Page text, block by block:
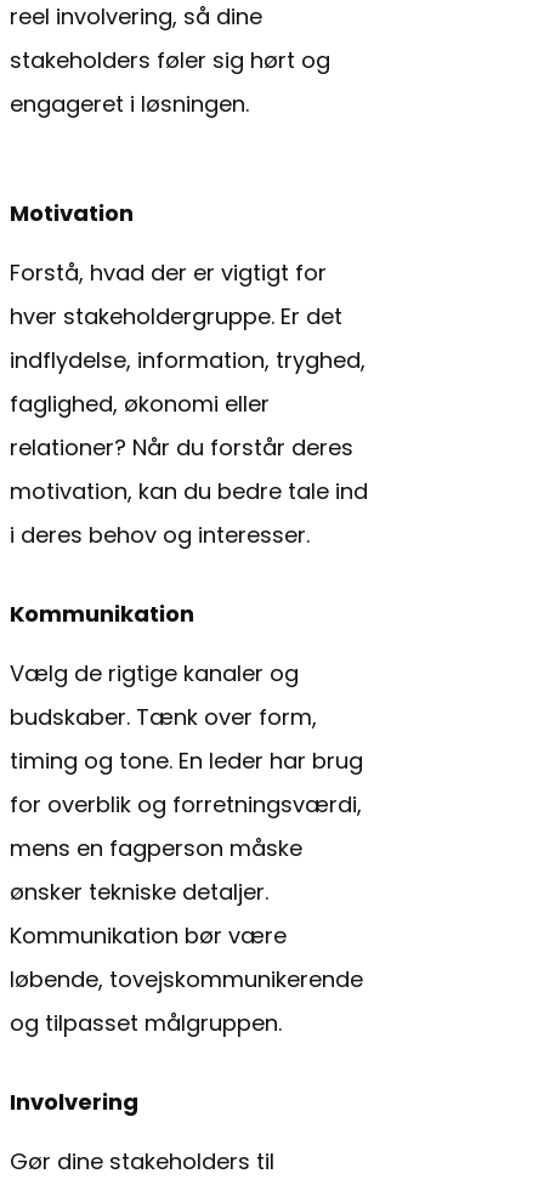
reel involvering, så dine
stakeholders føler sig hørt og
engageret i løsningen.
Motivation
Forstå, hvad der er vigtigt for
hver stakeholdergruppe. Er det
indflydelse, information, tryghed,
faglighed, økonomi eller
relationer? Når du forstår deres
motivation, kan du bedre tale ind
i deres behov og interesser.
Kommunikation
Vælg de rigtige kanaler og
budskaber. Tænk over form,
timing og tone. En leder har brug
for overblik og forretningsværdi,
mens en fagperson måske
ønsker tekniske detaljer.
Kommunikation bør være
løbende, tovejskommunikerende
og tilpasset målgruppen.
Involvering
Gør dine stakeholders til